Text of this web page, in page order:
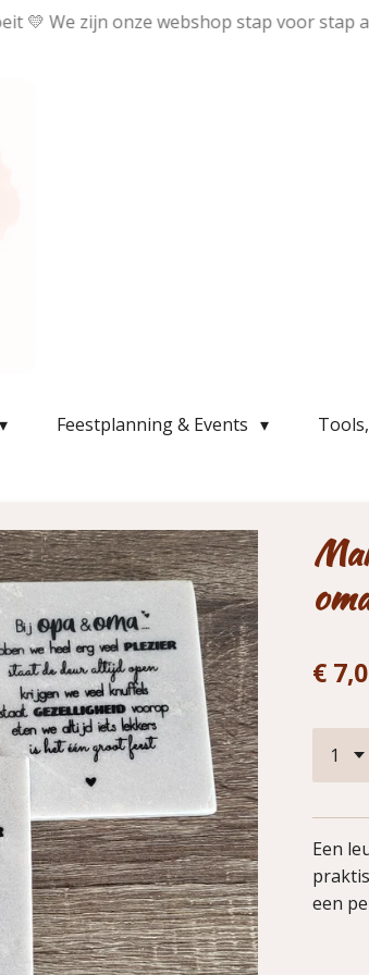
💛 We zijn onze webshop stap voor
Feestplanning & Events
€
Een
een